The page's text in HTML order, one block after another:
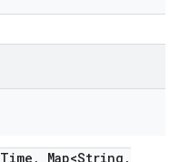
Time , Map<String ,